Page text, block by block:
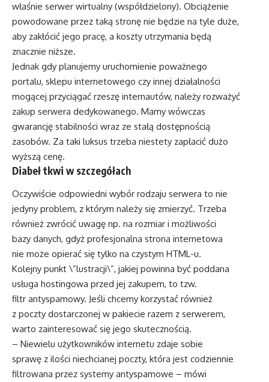
właśnie serwer wirtualny (współdzielony). Obciążenie
powodowane przez taką stronę nie będzie na tyle duże,
aby zakłócić jego pracę, a koszty utrzymania będą
znacznie niższe.
Jednak gdy planujemy uruchomienie poważnego
portalu, sklepu internetowego czy innej działalności
mogącej przyciągać rzeszę internautów, należy rozważyć
zakup serwera dedykowanego. Mamy wówczas
gwarancję stabilności wraz ze stałą dostępnością
zasobów. Za taki luksus trzeba niestety zapłacić dużo
wyższą cenę.
Diabeł tkwi w szczegółach
Oczywiście odpowiedni wybór rodzaju serwera to nie
jedyny problem, z którym należy się zmierzyć. Trzeba
również zwrócić uwagę np. na rozmiar i możliwości
bazy danych, gdyż profesjonalna strona internetowa
nie może opierać się tylko na czystym HTML-u.
Kolejny punkt \”lustracji\”, jakiej powinna być poddana
usługa hostingowa przed jej zakupem, to tzw.
filtr antyspamowy. Jeśli chcemy korzystać również
z poczty dostarczonej w pakiecie razem z serwerem,
warto zainteresować się jego skutecznością.
– Niewielu użytkowników internetu zdaje sobie
sprawę z ilości niechcianej poczty, która jest codziennie
filtrowana przez systemy antyspamowe – mówi